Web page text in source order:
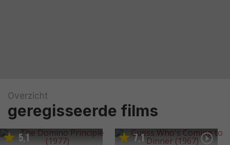
Overzicht
geregisseerde films
5,1 7,1